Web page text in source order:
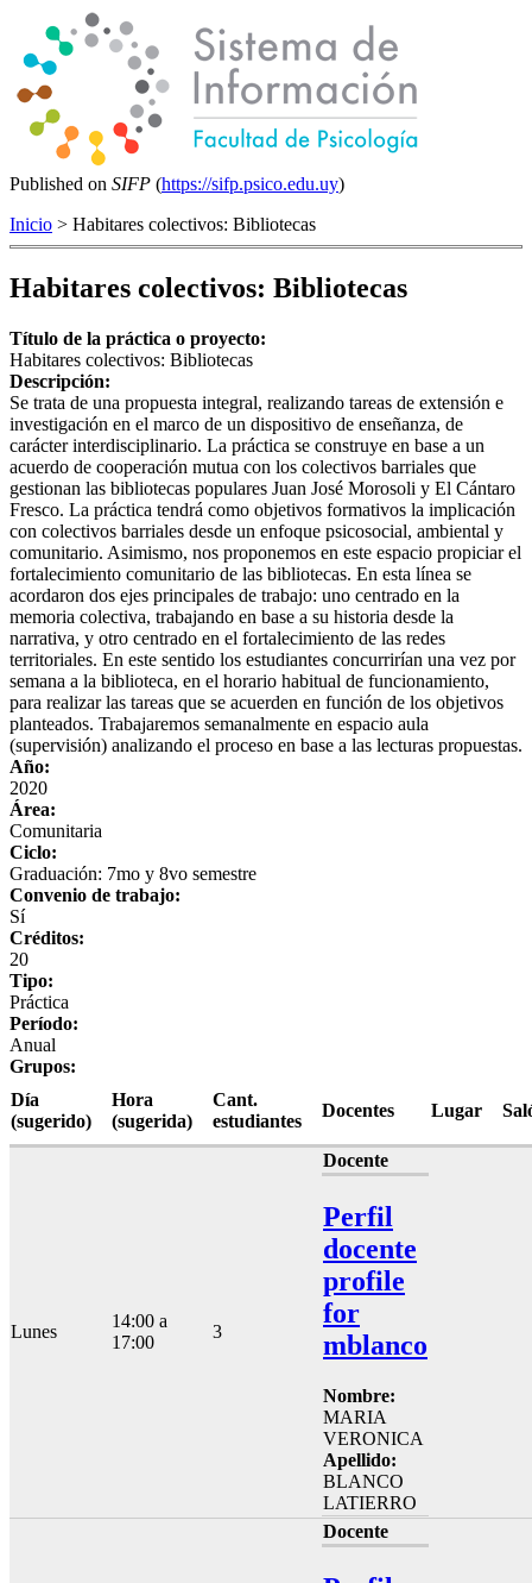
Published on SIFP (https://sifp.psico.edu.uy)
Inicio > Habitares colectivos: Bibliotecas
Habitares colectivos: Bibliotecas
Título de la práctica o proyecto:
Habitares colectivos: Bibliotecas
Descripción:
Se trata de una propuesta integral, realizando tareas de extensión e
investigación en el marco de un dispositivo de enseñanza, de
carácter interdisciplinario. La práctica se construye en base a un
acuerdo de cooperación mutua con los colectivos barriales que
gestionan las bibliotecas populares Juan José Morosoli y El Cántaro
Fresco. La práctica tendrá como objetivos formativos la implicación
con colectivos barriales desde un enfoque psicosocial, ambiental y
comunitario. Asimismo, nos proponemos en este espacio propiciar el
fortalecimiento comunitario de las bibliotecas. En esta línea se
acordaron dos ejes principales de trabajo: uno centrado en la
memoria colectiva, trabajando en base a su historia desde la
narrativa, y otro centrado en el fortalecimiento de las redes
territoriales. En este sentido los estudiantes concurrirían una vez por
semana a la biblioteca, en el horario habitual de funcionamiento,
para realizar las tareas que se acuerden en función de los objetivos
planteados. Trabajaremos semanalmente en espacio aula
(supervisión) analizando el proceso en base a las lecturas propuestas.
Año:
2020
Área:
Comunitaria
Ciclo:
Graduación: 7mo y 8vo semestre
Convenio de trabajo:
Sí
Créditos:
20
Tipo:
Práctica
Período:
Anual
Grupos:
Día
(sugerido)
Hora
(sugerida)
Cant.
estudiantes
Docentes Lugar
Lunes
14:00 a
17:00
3
Docente
Perfil
docente
profile
for
mblanco
Nombre:
MARIA
VERONICA
Apellido:
BLANCO
LATIERRO
Docente